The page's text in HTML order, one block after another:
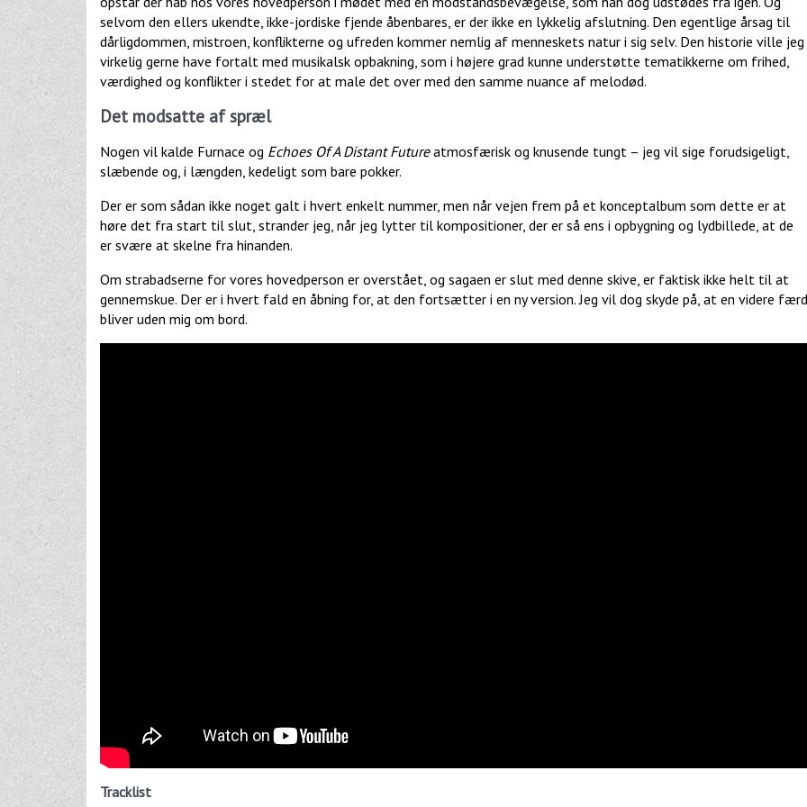
selvom den ellers ukendte, ikke-jordiske fjende åbenbares, er der ikke en lykkelig afslutning. Den egentlige årsag til
dårligdommen, mistroen, konflikterne og ufreden kommer nemlig af menneskets natur i sig selv. Den historie ville jeg
virkelig gerne have fortalt med musikalsk opbakning, som i højere grad kunne understøtte tematikkerne om frihed,
værdighed og konflikter i stedet for at male det over med den samme nuance af melodød.
Det modsatte af spræl
Nogen vil kalde Furnace og Echoes Of A Distant Futureatmosfærisk og knusende tungt – jeg vil sige forudsigeligt,
slæbende og, i længden, kedeligt som bare pokker.
Der er som sådan ikke noget galt i hvert enkelt nummer, men når vejen frem på et konceptalbum som dette er at
høre det fra start til slut, strander jeg, når jeg lytter til kompositioner, der er så ens i opbygning og lydbillede, at de
er svære at skelne fra hinanden.
Om strabadserne for vores hovedperson er overstået, og sagaen er slut med denne skive, er faktisk ikke helt til at
gennemskue. Der er i hvert fald en åbning for, at den fortsætter i en ny version. Jeg vil dog skyde på, at en videre færd
bliver uden mig om bord.
Tracklist